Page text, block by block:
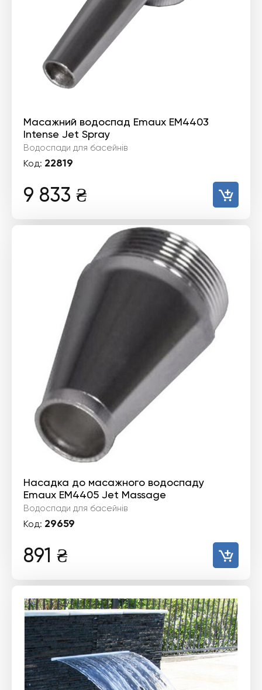
Масажний водоспад Emaux EM4403
Intense Jet Spray
Водоспади для басейнів
Код: 22819
9 833 ₴
Насадка до масажного водоспаду
Emaux EM4405 Jet Massage
Водоспади для басейнів
Код: 29659
891 ₴